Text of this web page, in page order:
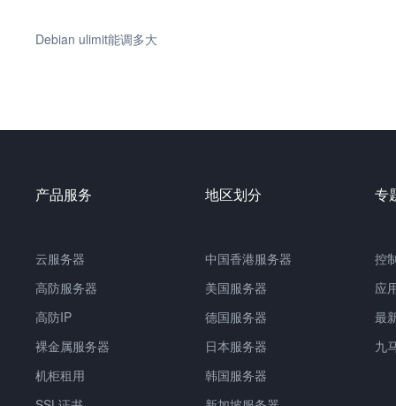
Debian ulimit能调多大
产品服务
云服务器
高防服务器
高防IP
裸金属服务器
机柜租用
地区划分
中国香港服务器
美国服务器
德国服务器
日本服务器
韩国服务器
专
控
应
最
九